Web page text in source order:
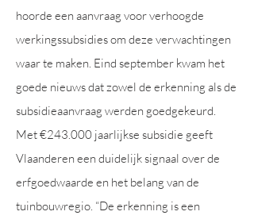
hoorde een aanvraag voor verhoogde
werkingssubsidies om deze verwachtingen
waar te maken. Eind september kwam het
goede nieuws dat zowel de erkenning als de
subsidieaanvraag werden goedgekeurd.
Met €243.000 jaarlijkse subsidie geeft
Vlaanderen een duidelijk signaal over de
erfgoedwaarde en het belang van de
tuinbouwregio. “De erkenning is een